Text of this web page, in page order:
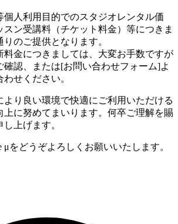
個人利用目的でのスタジオレンタル価
ン受講料（チケット料金）等につきま
のご提供となります。
料金につきましては、大変お手数ですが
確認、または[お問い合わせフォーム]よ
せください。
より良い環境で快適にご利用いただける
上に努めてまいります。何卒ご理解を賜
上げます。
μをどうぞよろしくお願いいたします。